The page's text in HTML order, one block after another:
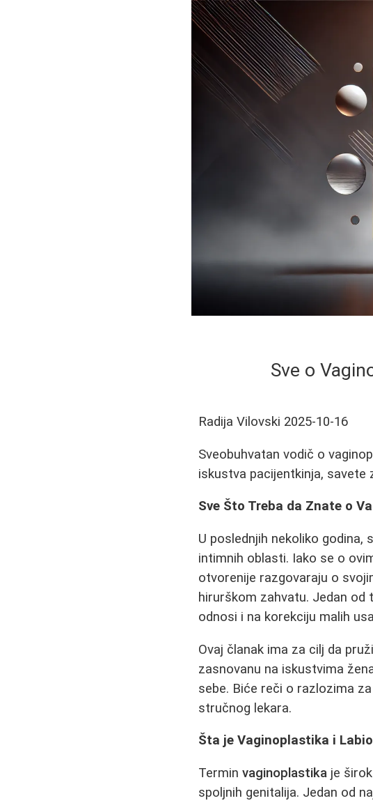
Sve o
Radija Vilovski 2025-10-16
Sveobuhvatan vodič o
iskustva pacijentkinja, savete
Sve Što Treba da Znate o
U poslednjih nekoliko
intimnih oblasti. Iako se o
otvorenije razgovaraju o
hirurškom zahvatu. Jedan od
odnosi i na korekciju malih
Ovaj članak ima za cilj da
zasnovanu na iskustvima
sebe. Biće reči o razlozima
stručnog lekara.
Šta je Vaginoplastika i
Terminvaginoplastika je
spoljnih genitalija. Jedan od